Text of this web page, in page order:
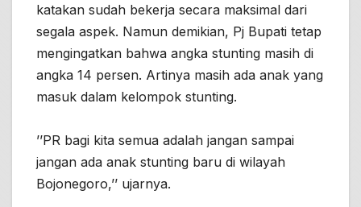
katakan sudah bekerja secara maksimal dari
segala aspek. Namun demikian, Pj Bupati tetap
mengingatkan bahwa angka stunting masih di
angka 14 persen. Artinya masih ada anak yang
masuk dalam kelompok stunting.
’’PR bagi kita semua adalah jangan sampai
jangan ada anak stunting baru di wilayah
Bojonegoro,’’ ujarnya.